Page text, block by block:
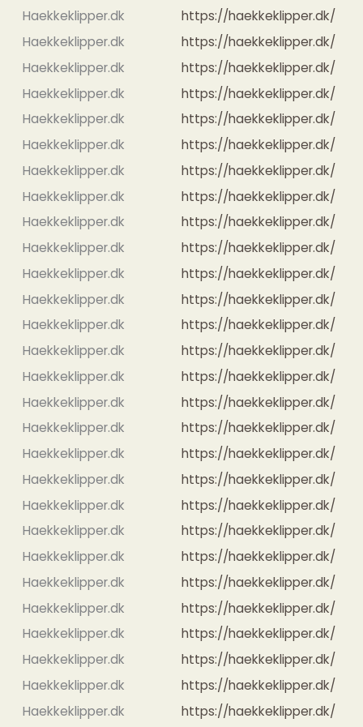
Haekkeklipper.dk
https://haekkeklipper.dk/
Haekkeklipper.dk
https://haekkeklipper.dk/
Haekkeklipper.dk
https://haekkeklipper.dk/
Haekkeklipper.dk
https://haekkeklipper.dk/
Haekkeklipper.dk
https://haekkeklipper.dk/
Haekkeklipper.dk
https://haekkeklipper.dk/
Haekkeklipper.dk
https://haekkeklipper.dk/
Haekkeklipper.dk
https://haekkeklipper.dk/
Haekkeklipper.dk
https://haekkeklipper.dk/
Haekkeklipper.dk
https://haekkeklipper.dk/
Haekkeklipper.dk
https://haekkeklipper.dk/
Haekkeklipper.dk
https://haekkeklipper.dk/
Haekkeklipper.dk
https://haekkeklipper.dk/
Haekkeklipper.dk
https://haekkeklipper.dk/
Haekkeklipper.dk
https://haekkeklipper.dk/
Haekkeklipper.dk
https://haekkeklipper.dk/
Haekkeklipper.dk
https://haekkeklipper.dk/
Haekkeklipper.dk
https://haekkeklipper.dk/
Haekkeklipper.dk
https://haekkeklipper.dk/
Haekkeklipper.dk
https://haekkeklipper.dk/
Haekkeklipper.dk
https://haekkeklipper.dk/
Haekkeklipper.dk
https://haekkeklipper.dk/
Haekkeklipper.dk
https://haekkeklipper.dk/
Haekkeklipper.dk
https://haekkeklipper.dk/
Haekkeklipper.dk
https://haekkeklipper.dk/
Haekkeklipper.dk
https://haekkeklipper.dk/
Haekkeklipper.dk
https://haekkeklipper.dk/
Haekkeklipper.dk
https://haekkeklipper.dk/